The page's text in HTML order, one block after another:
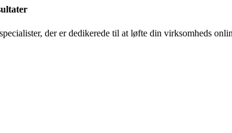
der er dedikerede til at løfte din virksomheds